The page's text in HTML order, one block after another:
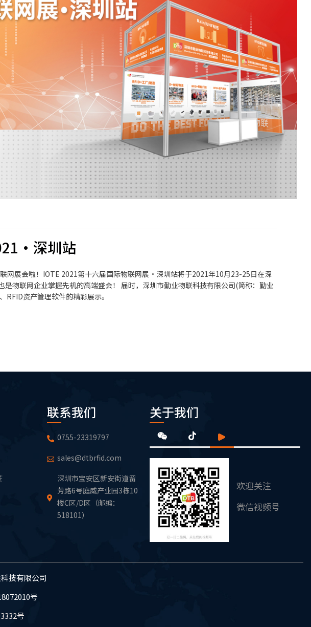
深圳站
网展会啦！IOTE 2021第十六届国际物联网展·深圳站将于2021年10月23-25日在深
物联网企业掌握先机的高端盛会！ 届时，深圳市勤业物联科技有限公司(简称：勤业
资产管理软件的精彩展示。
联系我们
0755-23319797
sales@dtbrfid.com
深圳市宝安区新安街道留
芳路6号庭威产业园3栋10
楼C区/D区（邮编：
518101）
关于我们
欢迎关注
微信视频号
技有限公司
号
号